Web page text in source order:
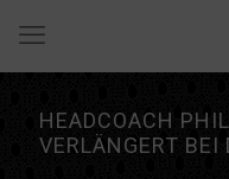
HEADCOACH
VERLÄNGERT BEI